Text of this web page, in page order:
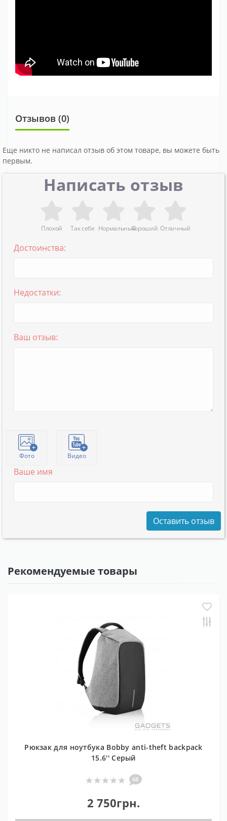
Отзывов (0)
Еще никто не написал отзыв об этом товаре, вы можете быть
первым.
Написать отзыв
Плохой Так себе НормальныйХороший Отличный
Достоинства:
Недостатки:
Ваш отзыв:
Фото Видео
Ваше имя
Оставить отзыв
Рекомендуемые товары
Рюкзак для ноутбука Bobby anti-theft backpack
15.6'' Серый
68
2 750грн.